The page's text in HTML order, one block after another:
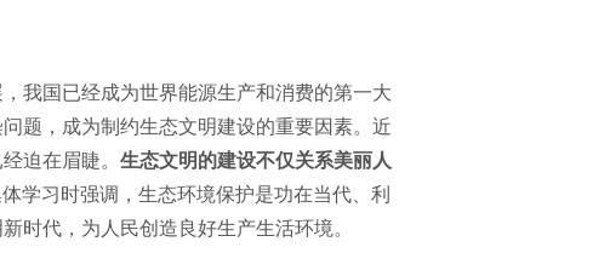
我国已经成为世界能源生产和消费的第一大
题，成为制约生态文明建设的重要因素。近
迫在眉睫。 生态文明的建设不仅关系美丽人
学习时强调，生态环境保护是功在当代、利
时代，为人民创造良好生产生活环境。